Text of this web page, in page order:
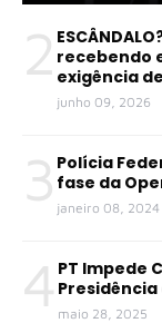
2 recebendo
exigência
junho 09, 2026
3 Polícia
fase da
janeiro 08, 2024
4 PT Impede
maio 28, 2025